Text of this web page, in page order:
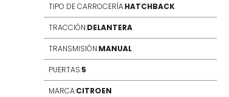
TIPO DE CARROCERÍA:HATCHBACK
TRACCIÓN:DELANTERA
TRANSMISIÓN:MANUAL
PUERTAS:5
MARCA:CITROEN